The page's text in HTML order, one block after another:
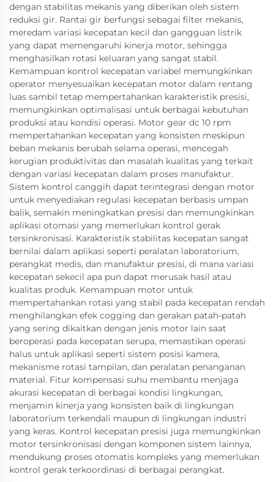
dengan stabilitas mekanis yang diberikan oleh sistem
reduksi gir. Rantai gir berfungsi sebagai filter mekanis,
meredam variasi kecepatan kecil dan gangguan listrik
yang dapat memengaruhi kinerja motor, sehingga
menghasilkan rotasi keluaran yang sangat stabil.
Kemampuan kontrol kecepatan variabel memungkinkan
operator menyesuaikan kecepatan motor dalam rentang
luas sambil tetap mempertahankan karakteristik presisi,
memungkinkan optimalisasi untuk berbagai kebutuhan
produksi atau kondisi operasi. Motor gear dc 10 rpm
mempertahankan kecepatan yang konsisten meskipun
beban mekanis berubah selama operasi, mencegah
kerugian produktivitas dan masalah kualitas yang terkait
dengan variasi kecepatan dalam proses manufaktur.
Sistem kontrol canggih dapat terintegrasi dengan motor
untuk menyediakan regulasi kecepatan berbasis umpan
balik, semakin meningkatkan presisi dan memungkinkan
aplikasi otomasi yang memerlukan kontrol gerak
tersinkronisasi. Karakteristik stabilitas kecepatan sangat
bernilai dalam aplikasi seperti peralatan laboratorium,
perangkat medis, dan manufaktur presisi, di mana variasi
kecepatan sekecil apa pun dapat merusak hasil atau
kualitas produk. Kemampuan motor untuk
mempertahankan rotasi yang stabil pada kecepatan rendah
menghilangkan efek cogging dan gerakan patah-patah
yang sering dikaitkan dengan jenis motor lain saat
beroperasi pada kecepatan serupa, memastikan operasi
halus untuk aplikasi seperti sistem posisi kamera,
mekanisme rotasi tampilan, dan peralatan penanganan
material. Fitur kompensasi suhu membantu menjaga
akurasi kecepatan di berbagai kondisi lingkungan,
menjamin kinerja yang konsisten baik di lingkungan
laboratorium terkendali maupun di lingkungan industri
yang keras. Kontrol kecepatan presisi juga memungkinkan
motor tersinkronisasi dengan komponen sistem lainnya,
mendukung proses otomatis kompleks yang memerlukan
kontrol gerak terkoordinasi di berbagai perangkat.